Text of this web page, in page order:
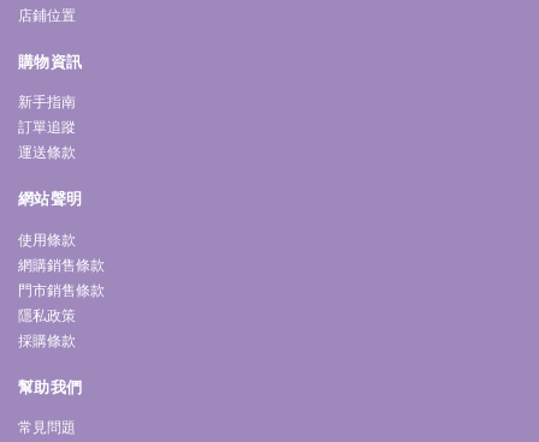
店鋪位置
購物資訊
新手指南
訂單追蹤
運送條款
網站聲明
使用條款
網購銷售條款
門市銷售條款
隱私政策
採購條款
幫助我們
常見問題